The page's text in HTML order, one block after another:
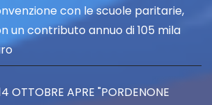
con le scuole paritarie,
un contributo annuo di 105 mila
OTTOBRE APRE "PORDENONE